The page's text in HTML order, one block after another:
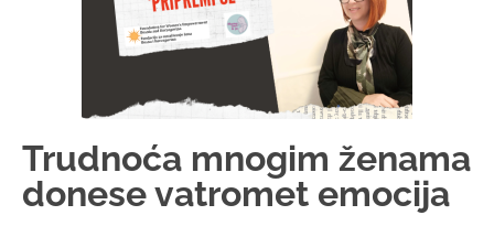
Na šest meseci, tek da mi
kaže da je sve O.K.
“Jeste li imali blizance u familji?”…trglo me je doktorkino